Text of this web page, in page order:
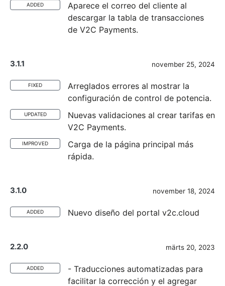
ADDED
Aparece el correo del cliente al
descargar la tabla de transacciones
de V2C Payments.
3.1.1 november 25, 2024
FIXED
Arreglados errores al mostrar la
configuración de control de potencia.
UPDATED
Nuevas validaciones al crear tarifas en
V2C Payments.
IMPROVED
Carga de la página principal más
rápida.
3.1.0 november 18, 2024
ADDED Nuevo diseño del portal v2c.cloud
2.2.0 märts 20, 2023
ADDED
- Traducciones automatizadas para
facilitar la corrección y el agregar